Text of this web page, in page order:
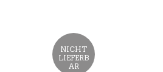
NICHT
LIEFERB
AR